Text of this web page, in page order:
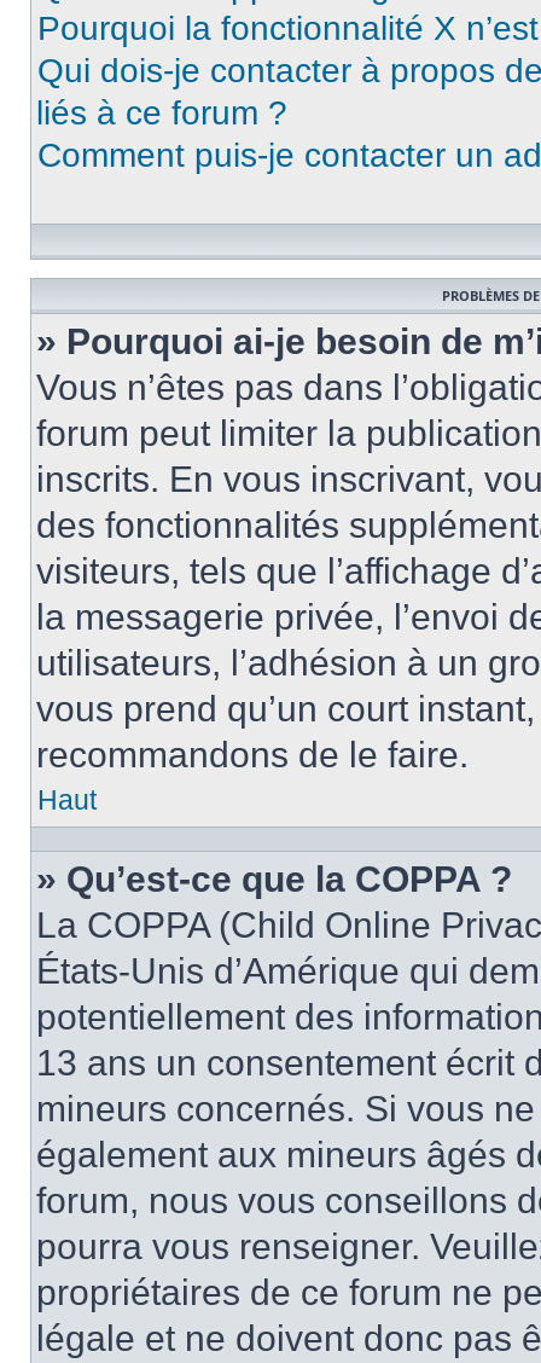
Pourquoi la fonctionnalité X
Qui dois-je contacter à propos
liés à ce forum ?
Comment puis-je contacter un
PROBLÈMES
» Pourquoi ai-je besoin de
Vous n’êtes pas dans
forum peut limiter la
inscrits. En vous inscrivant,
des fonctionnalités
visiteurs, tels que l’affichage
la messagerie privée, l’envoi
utilisateurs, l’adhésion à un
vous prend qu’un court
recommandons de le faire.
Haut
» Qu’est-ce que la COPPA ?
La COPPA (Child Online
États-Unis d’Amérique qui
potentiellement des
13 ans un consentement écrit
mineurs concernés. Si vous
également aux mineurs âgés
forum, nous vous conseillons
pourra vous renseigner.
propriétaires de ce forum ne
légale et ne doivent donc pas